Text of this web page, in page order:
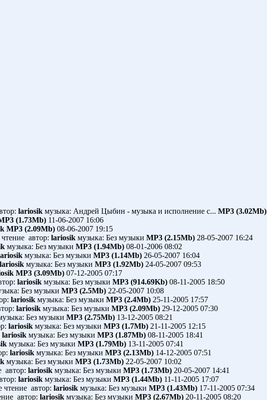
lariosik музыка: Андрей Цыбин - музыка и исполнение с... MP3 (3.02Mb)
(1.73Mb) 11-06-2007 16:06
MP3 (2.09Mb) 08-06-2007 19:15
автор: lariosik музыка: Без музыки MP3 (2.15Mb) 28-05-2007 16:24
музыка: Без музыки MP3 (1.94Mb) 08-01-2006 08:02
музыка: Без музыки MP3 (1.14Mb) 26-05-2007 16:04
lariosik музыка: Без музыки MP3 (1.92Mb) 24-05-2007 09:53
MP3 (3.09Mb) 07-12-2005 07:17
lariosik музыка: Без музыки MP3 (914.69Kb) 08-11-2005 18:50
Без музыки MP3 (2.5Mb) 22-05-2007 10:08
lariosik музыка: Без музыки MP3 (2.4Mb) 25-11-2005 17:57
lariosik музыка: Без музыки MP3 (2.09Mb) 29-12-2005 07:30
Без музыки MP3 (2.75Mb) 13-12-2005 08:21
lariosik музыка: Без музыки MP3 (1.7Mb) 21-11-2005 12:15
lariosik музыка: Без музыки MP3 (1.87Mb) 08-11-2005 18:41
музыка: Без музыки MP3 (1.79Mb) 13-11-2005 07:41
lariosik музыка: Без музыки MP3 (2.13Mb) 14-12-2005 07:51
музыка: Без музыки MP3 (1.73Mb) 22-05-2007 10:02
автор: lariosik музыка: Без музыки MP3 (1.73Mb) 20-05-2007 14:41
lariosik музыка: Без музыки MP3 (1.44Mb) 11-11-2005 17:07
чтение автор: lariosik музыка: Без музыки MP3 (1.43Mb) 17-11-2005 07:34
автор: lariosik музыка: Без музыки MP3 (2.67Mb) 20-11-2005 08:20